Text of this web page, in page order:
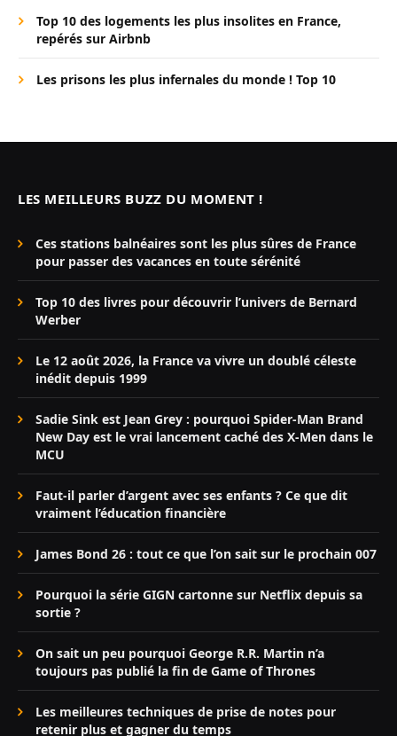
Top 10 des logements les plus insolites en France,
repérés sur Airbnb
Les prisons les plus infernales du monde ! Top 10
LES MEILLEURS BUZZ DU MOMENT !
Ces stations balnéaires sont les plus sûres de France
pour passer des vacances en toute sérénité
Top 10 des livres pour découvrir l’univers de Bernard
Werber
Le 12 août 2026, la France va vivre un doublé céleste
inédit depuis 1999
Sadie Sink est Jean Grey : pourquoi Spider-Man Brand
New Day est le vrai lancement caché des X-Men dans le
MCU
Faut-il parler d’argent avec ses enfants ? Ce que dit
vraiment l’éducation financière
James Bond 26 : tout ce que l’on sait sur le prochain 007
Pourquoi la série GIGN cartonne sur Netflix depuis sa
sortie ?
On sait un peu pourquoi George R.R. Martin n’a
toujours pas publié la fin de Game of Thrones
Les meilleures techniques de prise de notes pour
retenir plus et gagner du temps